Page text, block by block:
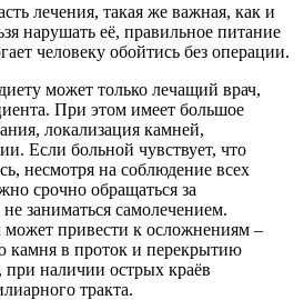
лечения, такая же важная, как и
нарушать её, правильное питание
человеку обойтись без операции.
может только лечащий врач,
При этом имеет большое
локализация камней,
Если больной чувствует, что
несмотря на соблюдение всех
срочно обращаться за
заниматься самолечением.
привести к осложнениям –
камня в проток и перекрытию
при наличии острых краёв
тракта.